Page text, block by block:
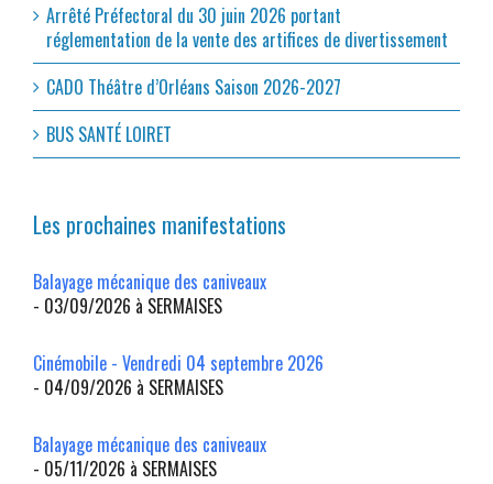
Arrêté Préfectoral du 30 juin 2026 portant
réglementation de la vente des artifices de divertissement
CADO Théâtre d’Orléans Saison 2026-2027
BUS SANTÉ LOIRET
Les prochaines manifestations
Balayage mécanique des caniveaux
- 03/09/2026 à SERMAISES
Cinémobile - Vendredi 04 septembre 2026
- 04/09/2026 à SERMAISES
Balayage mécanique des caniveaux
- 05/11/2026 à SERMAISES